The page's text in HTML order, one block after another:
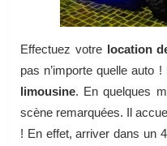
Effectuez votre location
pas n’importe quelle auto !
limousine. En quelques
scène remarquées. Il
! En effet, arriver dans un